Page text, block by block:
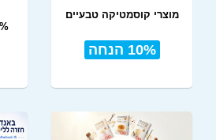
מוצרי קוסמטיקה טבעיים
10% הנחה
5% הנחה